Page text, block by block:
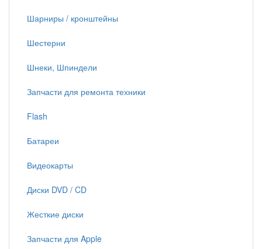
Шарниры / кронштейны
Шестерни
Шнеки, Шпиндели
Запчасти для ремонта техники
Flash
Батареи
Видеокарты
Диски DVD / CD
Жесткие диски
Запчасти для Apple